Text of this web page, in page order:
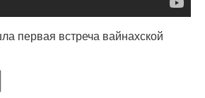
первая встреча вайнахской